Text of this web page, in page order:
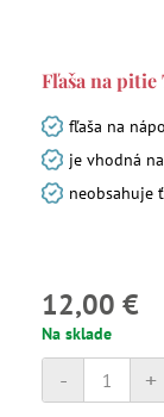
Fľaša na pitie
fľaša na
je vhodná
neobsahuje
12,00 €
Na sklade
+
-